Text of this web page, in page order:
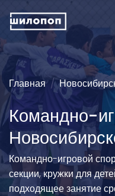
Главная
Командно-
Командно-игровой
секции, кружки для
подходящее занятие